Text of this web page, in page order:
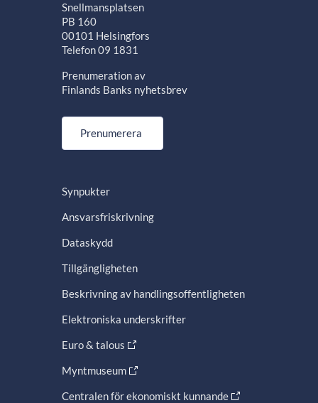
Snellmansplatsen
PB 160
00101 Helsingfors
Telefon 09 1831
Prenumeration av
Finlands Banks nyhetsbrev
Prenumerera
Synpukter
Ansvarsfriskrivning
Dataskydd
Tillgängligheten
Beskrivning av handlingsoffentligheten
Elektroniska underskrifter
Euro & talous
Myntmuseum
Centralen för ekonomiskt kunnande